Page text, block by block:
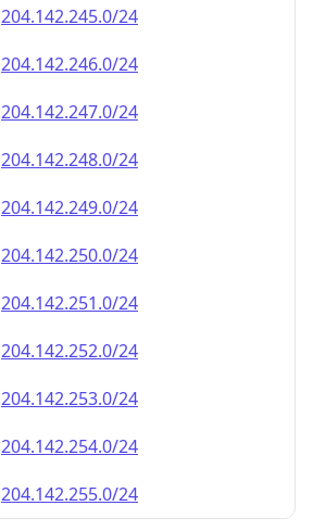
204.142.245.0/24
204.142.246.0/24
204.142.247.0/24
204.142.248.0/24
204.142.249.0/24
204.142.250.0/24
204.142.251.0/24
204.142.252.0/24
204.142.253.0/24
204.142.254.0/24
204.142.255.0/24